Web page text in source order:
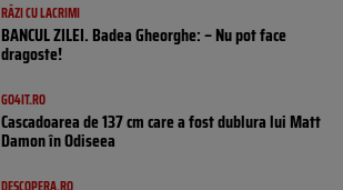
RÂZI CU LACRIMI
BANCUL ZILEI. Badea Gheorghe: – Nu pot face
dragoste!
GO4IT.RO
Cascadoarea de 137 cm care a fost dublura lui Matt
Damon în Odiseea